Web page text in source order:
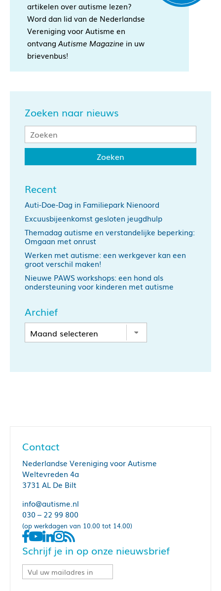
artikelen over autisme lezen?
Word dan lid van de Nederlandse
Vereniging voor Autisme en
ontvang Autisme Magazine in uw
brievenbus!
Zoeken naar nieuws
Recent
Auti-Doe-Dag in Familiepark Nienoord
Excuusbijeenkomst gesloten jeugdhulp
Themadag autisme en verstandelijke beperking:
Omgaan met onrust
Werken met autisme: een werkgever kan een
groot verschil maken!
Nieuwe PAWS workshops: een hond als
ondersteuning voor kinderen met autisme
Archief
Contact
Nederlandse Vereniging voor Autisme
Weltevreden 4a
3731 AL De Bilt
info@autisme.nl
030 – 22 99 800
(op werkdagen van 10.00 tot 14.00)
Schrijf je in op onze nieuwsbrief